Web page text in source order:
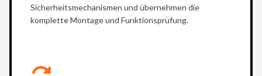
Sicherheitsmechanismen und übernehmen die
komplette Montage und Funktionsprüfung.